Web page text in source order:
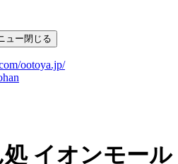
ュー閉じる
ootoya.jp/
イオンモール